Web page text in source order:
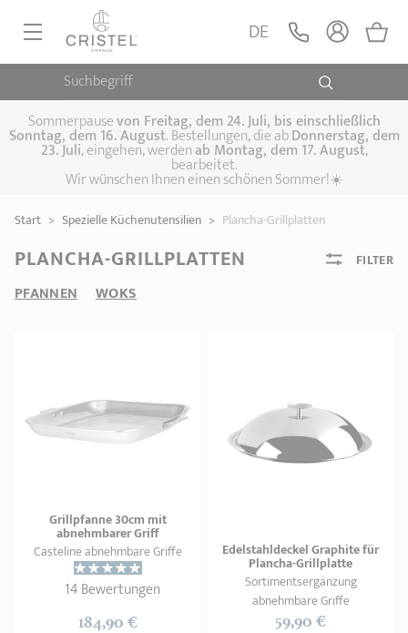
Suchbegriff
DE
PRODUKTBERATER
REZEPTE UND TIPPS
KOLLEKTIONEN
STORE-FINDER
PFANNEN, SAUTEUSEN
Pfannen Sauteusen Crêpepfannen
KOCHTÖPFE, SCHMORTÖPFE
Kochtöpfe Schmortöpfe,
Fleischtöpfe Suppentöpfe
DAMFPAUFSÄTZE
Dämpfaufsätze Schnellkochtöpfe
KÜCHENHELFER
SPEZIELLE KÜCHENUTENSILIEN
Ofenform - Bräter Wasserbadeinsätze Marmelade
KAFFEE UND TEE
ZUBEHÖR, PFLEGE
Deckel Stiel- und
Seitengriffe Praktische Küche
Unsere Auswahl
Sommerpausevon Freitag, dem 24. Juli, bis einschließlich
Sonntag, dem 16. August. Bestellungen, die abDonnerstag, dem
23. Juli, eingehen, werdenab Montag, dem 17. August,
bearbeitet.
Wir wünschen Ihnen einen schönen Sommer!☀️
Start > Spezielle Küchenutensilien > Plancha-Grillplatten
PLANCHA-GRILLPLATTEN FILTER
PFANNEN WOKS
Grillpfanne 30cm mit
abnehmbarer Griff
Casteline abnehmbare Griffe
14 Bewertungen
184,90 €
Edelstahldeckel Graphite für
Plancha-Grillplatte
Sortimentsergänzung
abnehmbare Griffe
59,90 €